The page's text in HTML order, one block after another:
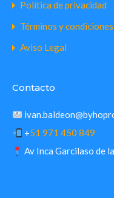
Política de privacidad
Términos y condiciones
Aviso Legal
Contacto
+51 971 450 849
Av Inca Garcilaso de